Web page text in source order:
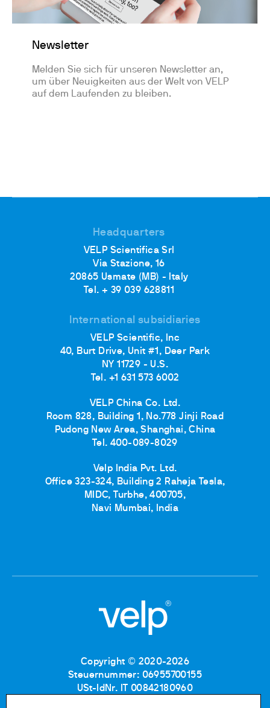
Newsletter
Melden Sie sich für unseren Newsletter an,
um über Neuigkeiten aus der Welt von VELP
auf dem Laufenden zu bleiben.
Headquarters
VELP Scientifica Srl
Via Stazione, 16
20865 Usmate (MB) - Italy
Tel. + 39 039 628811
International subsidiaries
VELP Scientific, Inc
40, Burt Drive, Unit #1, Deer Park
NY 11729 - U.S.
Tel. +1 631 573 6002
VELP China Co. Ltd.
Room 828, Building 1, No.778 Jinji Road
Pudong New Area, Shanghai, China
Tel. 400-089-8029
Velp India Pvt. Ltd.
Office 323-324, Building 2 Raheja Tesla,
MIDC, Turbhe, 400705,
Navi Mumbai, India
Copyright © 2020-2026
Steuernummer: 06955700155
USt-IdNr. IT 00842180960